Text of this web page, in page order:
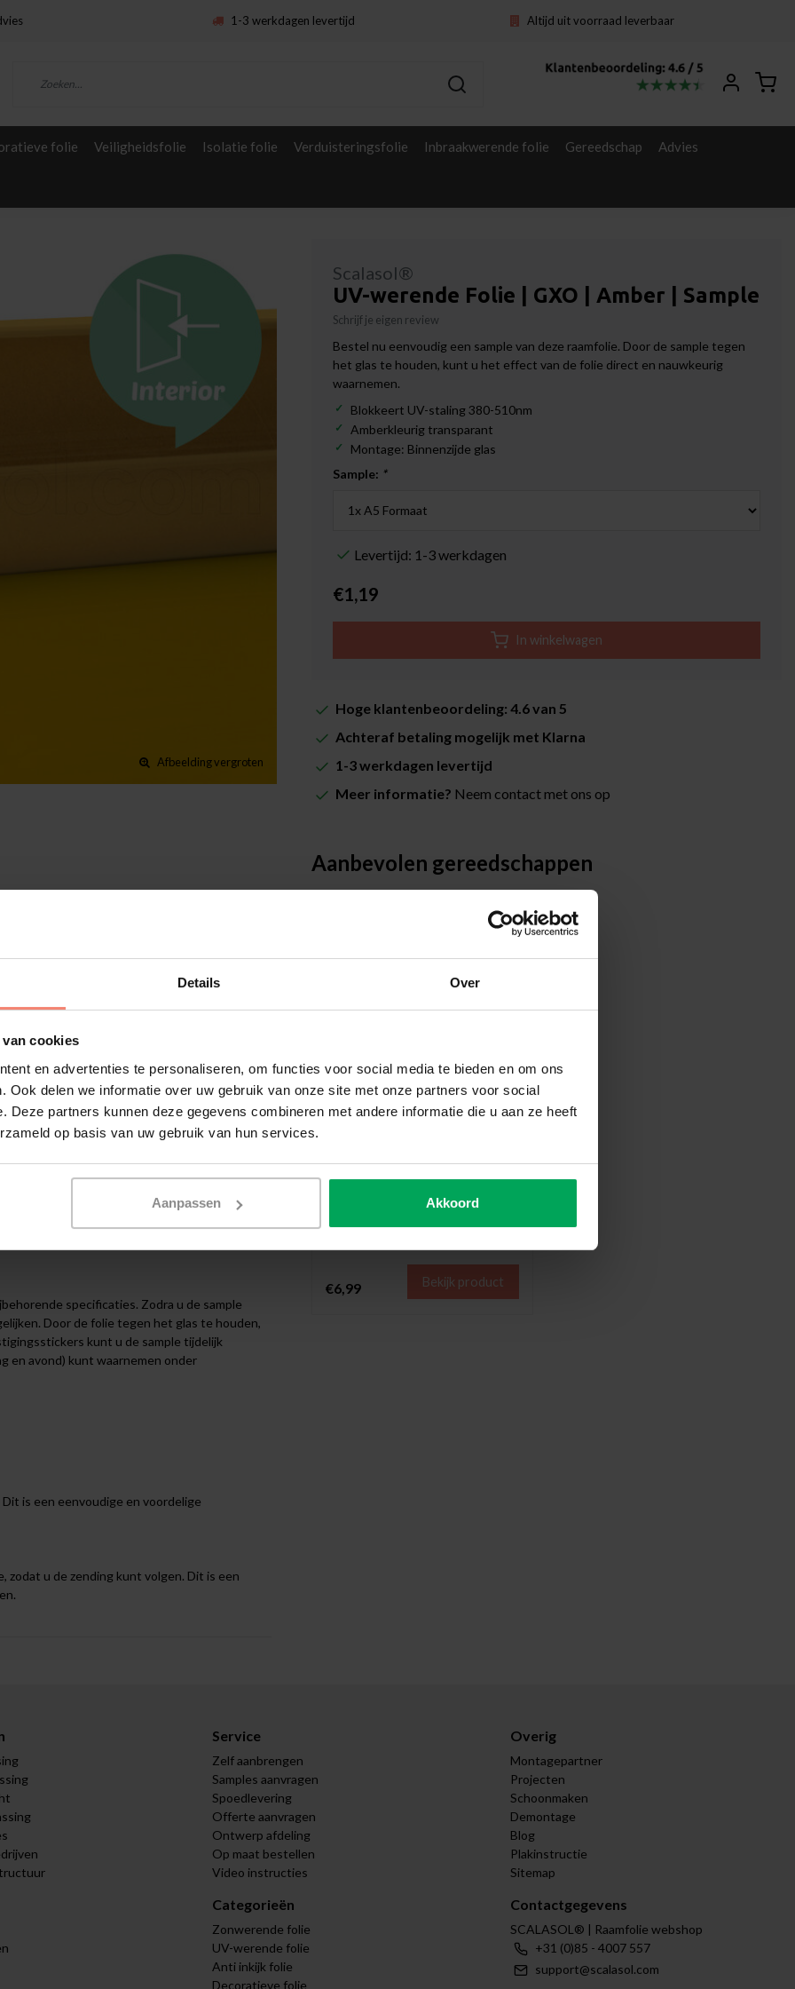
Details Over
cookies
en advertenties te personaliseren, om functies voor social media te bieden en om ons
Ook delen we informatie over uw gebruik van onze site met onze partners voor social
Deze partners kunnen deze gegevens combineren met andere informatie die u aan ze heeft
op basis van uw gebruik van hun services.
Aanpassen Akkoord
1-3 werkdagen levertijd Altijd uit voorraad leverbaar
folie Veiligheidsfolie Isolatie folie Verduisteringsfolie Inbraakwerende folie Gereedschap Advies
Afbeelding vergroten
Scalasol®
UV-werende Folie | GXO | Amber | Sample
Schrijf je eigen review
Bestel nu eenvoudig een sample van deze raamfolie. Door de sample tegen
het glas te houden, kunt u het effect van de folie direct en nauwkeurig
waarnemen.
Blokkeert UV-staling 380-510nm
Amberkleurig transparant
Montage: Binnenzijde glas
Sample: *
Levertijd: 1-3 werkdagen
€1,19
In winkelwagen
Hoge klantenbeoordeling: 4.6 van 5
Achteraf betaling mogelijk met Klarna
1-3 werkdagen levertijd
Meer informatie? Neem contact met ons op
definitieve bestelling plaatst
de meegeleverde sample
op het glas te plaatsen
specificaties. Zodra u de sample
Door de folie tegen het glas te houden,
kunt u de sample tijdelijk
en avond) kunt waarnemen onder
is een eenvoudige en voordelige
zodat u de zending kunt volgen. Dit is een
Aanbevolen gereedschappen
Scalasol®
Voor het strak aanbrengen van folie
Met vilt om krassen te voorkomen
€6,99 Bekijk product
Service
Zelf aanbrengen
Samples aanvragen
Spoedlevering
Offerte aanvragen
Ontwerp afdeling
Op maat bestellen
Video instructies
Overig
Montagepartner
Projecten
Schoonmaken
Demontage
Blog
Plakinstructie
Sitemap
Categorieën
Zonwerende folie
UV-werende folie
Anti inkijk folie
Decoratieve folie
Contactgegevens
SCALASOL® | Raamfolie webshop
+31 (0)85 - 4007 557
support@scalasol.com